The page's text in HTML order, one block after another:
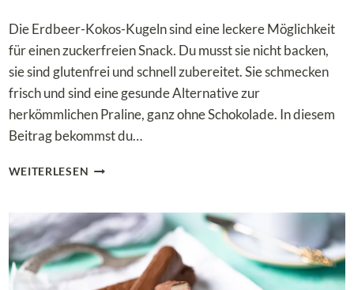
Die Erdbeer-Kokos-Kugeln sind eine leckere Möglichkeit
für einen zuckerfreien Snack. Du musst sie nicht backen,
sie sind glutenfrei und schnell zubereitet. Sie schmecken
frisch und sind eine gesunde Alternative zur
herkömmlichen Praline, ganz ohne Schokolade. In diesem
Beitrag bekommst du…
WEITERLESEN LOW
KOKOS-
KUGELN
–
FRUCHTIGE
KETO-